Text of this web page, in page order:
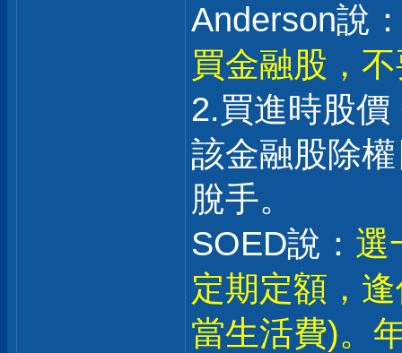
Anderson說
買金融股，
2.買進時股
該金融股除
脫手。
SOED說： 選
定期定額，
當生活費)。